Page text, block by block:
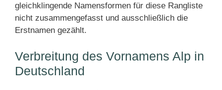
gleichklingende Namensformen für diese Rangliste
nicht zusammengefasst und ausschließlich die
Erstnamen gezählt.
Verbreitung des Vornamens Alp in
Deutschland